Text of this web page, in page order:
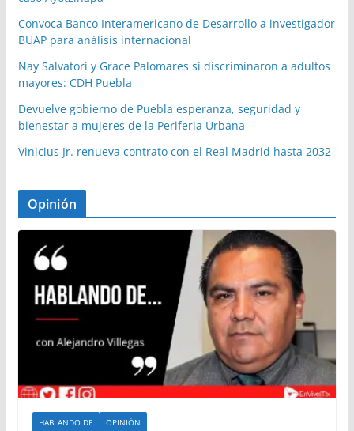
Convoca Banco Interamericano de Desarrollo a investigador
BUAP para análisis internacional
Nay Salvatori y Grace Palomares sí discriminaron a adultos
mayores: CDH Puebla
Devuelve gobierno de Puebla esperanza, seguridad y
bienestar a mujeres de la Periferia Urbana
Vinicius Jr. renueva contrato con el Real Madrid hasta 2032
Opinión
HABLANDO DE OPINIÓN